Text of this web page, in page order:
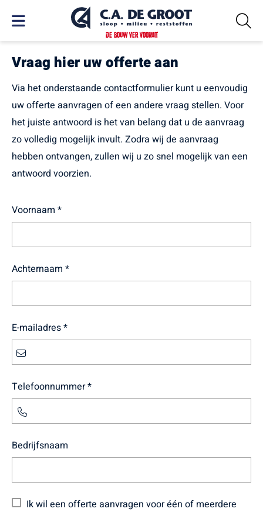
DE BOUW VER VOORUIT
Vraag hier uw offerte aan
Via het onderstaande contactformulier kunt u eenvoudig
uw offerte aanvragen of een andere vraag stellen. Voor
het juiste antwoord is het van belang dat u de aanvraag
zo volledig mogelijk invult. Zodra wij de aanvraag
hebben ontvangen, zullen wij u zo snel mogelijk van een
antwoord voorzien.
Voornaam *
Achternaam *
E-mailadres *
Telefoonnummer *
Bedrijfsnaam
Ik wil een offerte aanvragen voor één of meerdere